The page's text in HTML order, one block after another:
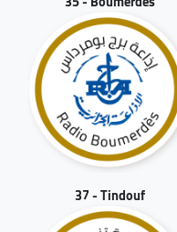
37 - Tindouf